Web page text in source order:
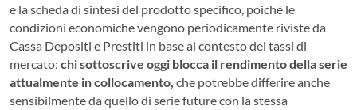
e la scheda di sintesi del prodotto specifico, poiché le
condizioni economiche vengono periodicamente riviste da
Cassa Depositi e Prestiti in base al contesto dei tassi di
mercato: chi sottoscrive oggi blocca il rendimento della serie
attualmente in collocamento, che potrebbe differire anche
sensibilmente da quello di serie future con la stessa